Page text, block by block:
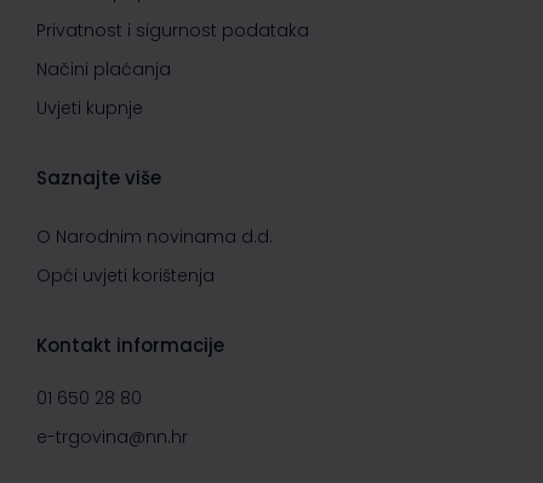
Privatnost i sigurnost podataka
Načini plaćanja
Uvjeti kupnje
Saznajte više
O Narodnim novinama d.d.
Opći uvjeti korištenja
Kontakt informacije
01 650 28 80
e-trgovina@nn.hr